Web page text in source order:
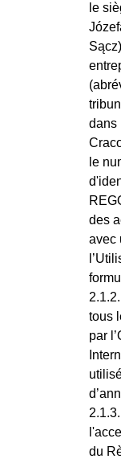
le
dans
le
des
avec
tous
par
du